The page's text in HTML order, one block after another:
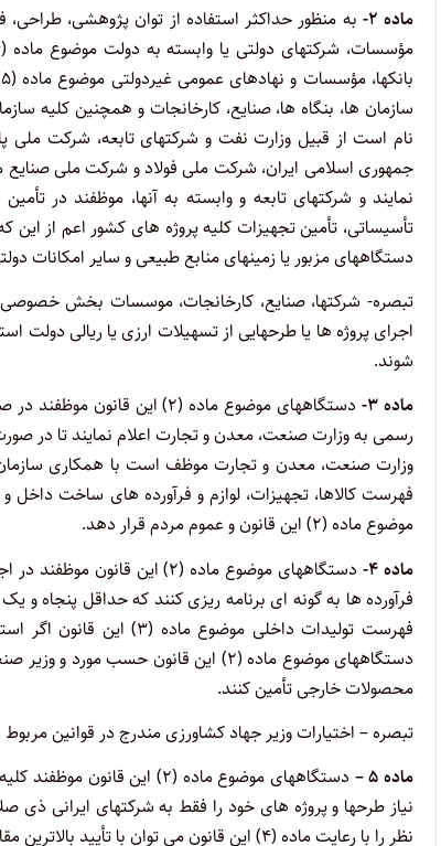
ماده ۲-
به منظور حداکثر استفاده از توان پژوهشی، طراحی،
سازمان ها، بنگاه ها، صنایع، کارخانجات و همچنین کلیه
نام است از قبیل وزارت نفت و شرکتهای تابعه، شرکت
جمهوری اسلامی ایران، شرکت ملی فولاد و شرکت ملی صنایع
نمایند و شرکتهای تابعه و وابسته به آنها، موظفند در
تأسیساتی، تأمین تجهیزات کلیه پروژه های کشور اعم از این
دستگاههای مزبور یا زمینهای منابع طبیعی و سایر امکانات
اجرای پروژه ها یا طرحهایی از تسهیلات ارزی یا ریالی دولت
شوند.
ماده ۳-
دستگاههای موضوع ماده (۲)
رسمی به وزارت صنعت، معدن و تجارت اعلام نمایند تا در
وزارت صنعت، معدن و تجارت موظف است با همکاری
فهرست کالاها، تجهیزات، لوازم و فرآورده های ساخت
موضوع ماده (۲) این قانون و عموم مردم قرار دهد.
ماده ۴-
دستگاههای موضوع ماده (۲)
فهرست تولیدات داخلی
دستگاههای موضوع ماده (۲) این قانون
محصولات خارجی تأمین کنند.
تبصره – اختیارات وزیر جهاد کشاورزی مندرج در قوانین
ماده ۵ –
دستگاههای موضوع ماده (۲)
نیاز طرحها و پروژه های خود را فقط به شرکتهای ایرانی
نظر را با رعایت ماده (۴) این قانون می توان با تأیید بالاترین مقام اجرائی دستگاه به مشارکت ایرانی – خارجی یا خارجی واگذار کرد.